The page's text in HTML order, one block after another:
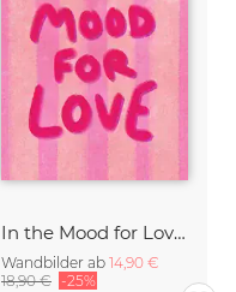
In the Mood for Love - Handlettering
Wandbilder ab 14,90 €
18,90 € -25%